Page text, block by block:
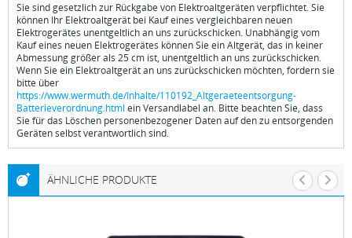
Sie sind gesetzlich zur Rückgabe von Elektroaltgeräten verpflichtet. Sie
können Ihr Elektroaltgerät bei Kauf eines vergleichbaren neuen
Elektrogerätes unentgeltlich an uns zurückschicken. Unabhängig vom
Kauf eines neuen Elektrogerätes können Sie ein Altgerät, das in keiner
Abmessung größer als 25 cm ist, unentgeltlich an uns zurückschicken.
Wenn Sie ein Elektroaltgerät an uns zurückschicken möchten, fordern sie
bitte über
https://www.wermuth.de/Inhalte/110192_Altgeraeteentsorgung-
Batterieverordnung.html ein Versandlabel an. Bitte beachten Sie, dass
Sie für das Löschen personenbezogener Daten auf den zu entsorgenden
Geräten selbst verantwortlich sind.
ÄHNLICHE PRODUKTE